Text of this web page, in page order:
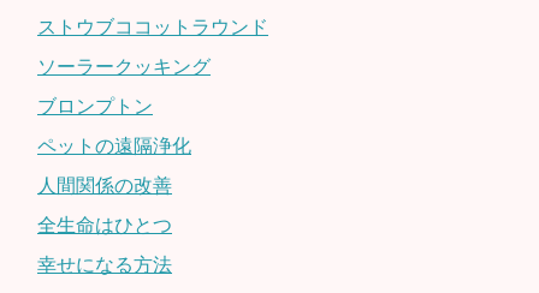
ストウブココットラウンド
ソーラークッキング
ブロンプトン
ペットの遠隔浄化
人間関係の改善
全生命はひとつ
幸せになる方法